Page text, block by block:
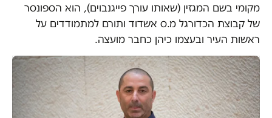
מקומי בשם המגזין (שאותו עורך פייגנבוים), הוא הספונסר
של קבוצת הכדורגל מ.ס אשדוד ותורם למתמודדים על
ראשות העיר ובעצמו כיהן כחבר מועצה.